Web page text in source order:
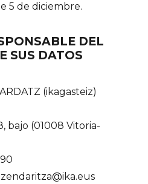
5 de diciembre.
DEL
SUS DATOS
(ikagasteiz)
bajo (01008 Vitoria-